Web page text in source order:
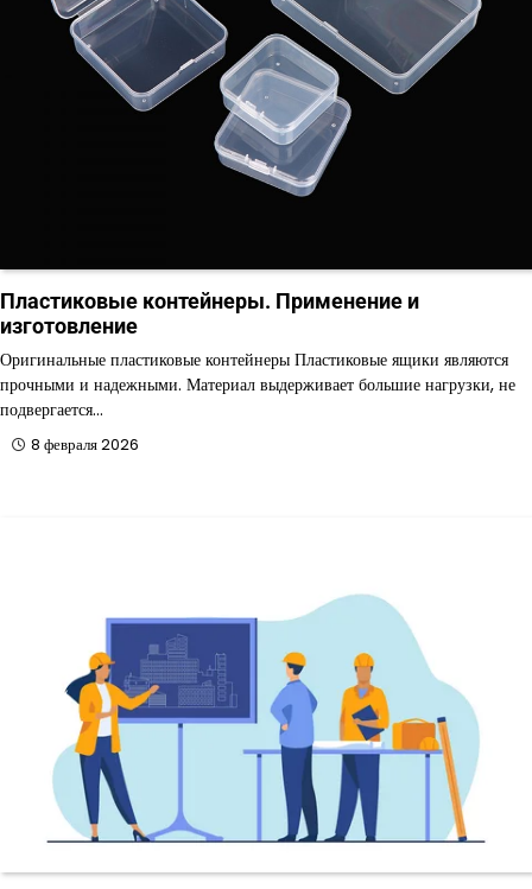
Пластиковые контейнеры. Применение и
изготовление
Оригинальные пластиковые контейнеры Пластиковые ящики являются
прочными и надежными. Материал выдерживает большие нагрузки, не
подвергается…
8 февраля 2026